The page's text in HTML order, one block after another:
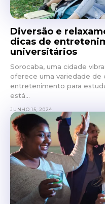
Diversão e
dicas de
universitários
Sorocaba, uma cidade
oferece uma variedade de
entretenimento para
está...
JUNHO 15, 2024